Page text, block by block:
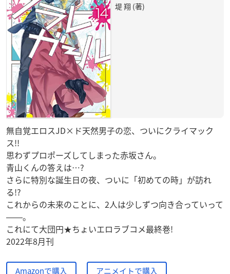
堤 翔 (著)
無自覚エロスJD×ド天然男子の恋、ついにクライマック
ス!!
思わずプロポーズしてしまった赤坂さん。
青山くんの答えは…?
さらに特別な誕生日の夜、ついに「初めての時」が訪れ
る!?
これからの未来のことに、2人は少しずつ向き合っていって
――。
これにて大団円★ちょいエロラブコメ最終巻!
2022年8月刊
Amazonで購入 アニメイトで購入